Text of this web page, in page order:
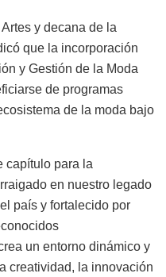
y decana de la
que la incorporación
y Gestión de la Moda
de programas
de la moda bajo
capítulo para la
en nuestro legado
país y fortalecido por
un entorno dinámico y
creatividad, la innovación